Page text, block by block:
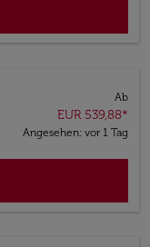
Ab
EUR 539,88*
Angesehen: vor 1 Tag